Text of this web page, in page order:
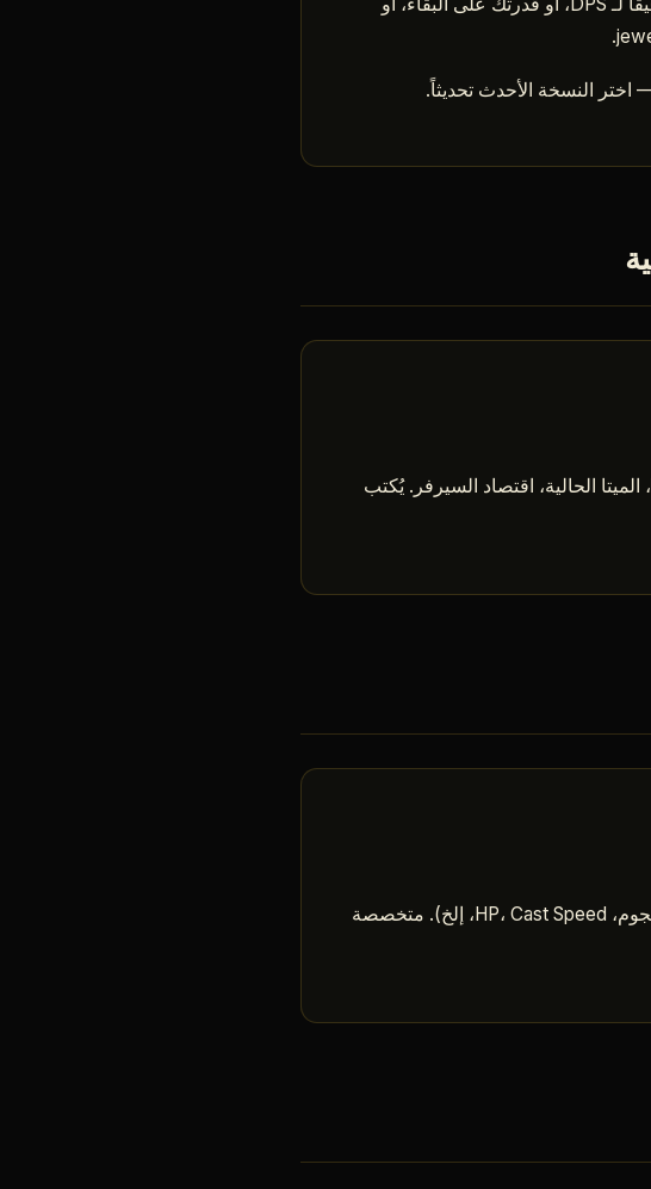
اختر النسخة الأحدث تحديثاً.
ليست أداة بالمعنى الحرفي، بل مورد قيّم: أدلة build لكل فئة، استراتيجيات boss، الميتا الحالية، اقتصاد السيرفر. يُكتب
حلّال يأخذ تجهيزك ويحسب التركيبة المثلى من الـ jewelry لتعظيم stat معيّن (الهجوم، HP، Cast Speed، إلخ). متخصصة